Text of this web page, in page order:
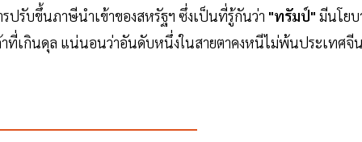
รปรับขึ้นภาษีนำเข้าของสหรัฐฯ ซึ่งเป็นที่รู้กันว่า "ทรัมป์" มีนโยบ
าที่เกินดุล แน่นอนว่าอันดับหนึ่งในสายตาคงหนีไม่พ้นประเทศจี